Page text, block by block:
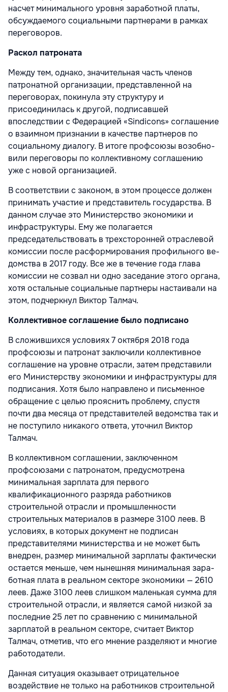
насчет минимального уровня заработной платы,
обсуждаемого социальными партне­рами в рамках
переговоров.
Раскол патроната
Между тем, однако, значительная часть членов
патронатной организации, пред­ставленной на
переговорах, покинула эту структуру и
присоединилась к другой, под­писавшей
впоследствии с Федерацией «Sindicons» соглашение
о взаимном при­знании в качестве партнеров по
социаль­ному диалогу. В итоге профсоюзы возобно­
вили переговоры по коллективному согла­шению
уже с новой организацией.
В соответствии с законом, в этом про­цессе должен
принимать участие и пред­ставитель государства. В
данном случае это Министерство экономики и
инфраструкту­ры. Ему же полагается
председательство­вать в трехсторонней отраслевой
комиссии после расформирования профильного ве­
домства в 2017 году. Все же в течение года глава
комиссии не созвал ни одно заседа­ние этого органа,
хотя остальные социаль­ные партнеры настаивали на
этом, подчерк­нул Виктор Талмач.
Коллективное соглашение было подписано
В сложившихся условиях 7 октября 2018 года
профсоюзы и патронат заключили кол­лективное
соглашение на уровне отрасли, затем представили
его Министерству эко­номики и инфраструктуры для
подписания. Хотя было направлено и письменное
обра­щение с целью прояснить проблему, спус­тя
почти два месяца от представителей ве­домства так и
не поступило никакого отве­та, уточнил Виктор
Талмач.
В коллективном соглашении, заключен­ном
профсоюзами с патронатом, предус­мотрена
минимальная зарплата для пер­вого
квалификационного разряда работни­ков
строительной отрасли и промышлен­ности
строительных материалов в размере 3100 леев. В
условиях, в которых документ не подписан
представителями министерства и не может быть
внедрен, размер ми­нимальной зарплаты фактически
остается меньше, чем нынешняя минимальная зара­
ботная плата в реальном секторе экономи­ки — 2610
леев. Даже 3100 леев слишком ма­ленькая сумма для
строительной отрасли, и является самой низкой за
последние 25 лет по сравнению с минимальной
зарплатой в реальном секторе, считает Виктор
Талмач, отметив, что его мнение разделяют и мно­гие
работодатели.
Данная ситуация оказывает отрицатель­ное
воздействие не только на работников строительной